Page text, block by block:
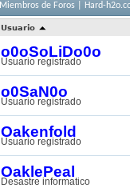
Miembros de Foros | Hard-
Usuario
o0oSoLiDo0o
Usuario registrado
o0SaN0o
Usuario registrado
Oakenfold
Usuario registrado
OaklePeal
Desastre informatico